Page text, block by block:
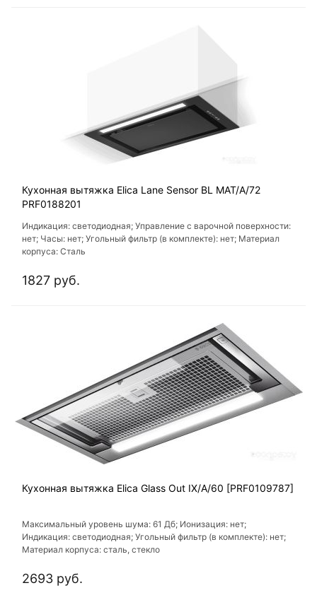
Кухонная вытяжка Elica Lane Sensor BL MAT/A/72
PRF0188201
Индикация: светодиодная; Управление с варочной поверхности:
нет; Часы: нет; Угольный фильтр (в комплекте): нет; Материал
корпуса: Сталь
1827 руб.
Кухонная вытяжка Elica Glass Out IX/A/60 [PRF0109787]
Максимальный уровень шума: 61 Дб; Ионизация: нет;
Индикация: светодиодная; Угольный фильтр (в комплекте): нет;
Материал корпуса: сталь, стекло
2693 руб.